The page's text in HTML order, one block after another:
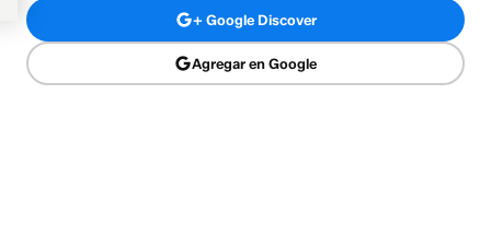
+ Google Discover
Agregar en Google